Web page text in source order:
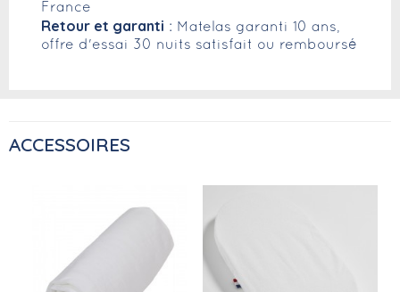
France
Retour et garanti : Matelas garanti 10 ans,
offre d'essai 30 nuits satisfait ou remboursé
ACCESSOIRES